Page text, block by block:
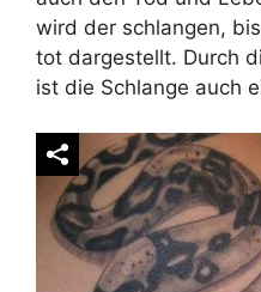
wird der schlangen,
tot dargestellt. Durch
ist die Schlange auch